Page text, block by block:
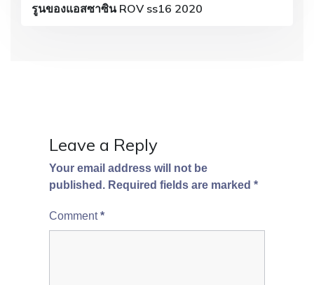
รูนของแอสซาซิน ROV ss16 2020
Leave a Reply
Your email address will not be
published. Required fields are marked *
Comment*